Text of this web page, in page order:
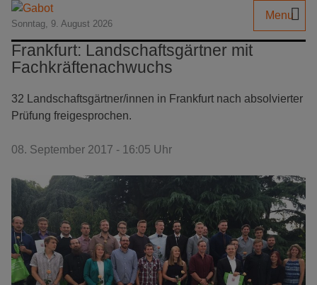
Sonntag, 9. August 2026
Menu
Frankfurt: Landschaftsgärtner mit
Fachkräftenachwuchs
32 Landschaftsgärtner/innen in Frankfurt nach absolvierter
Prüfung freigesprochen.
08. September 2017 - 16:05 Uhr